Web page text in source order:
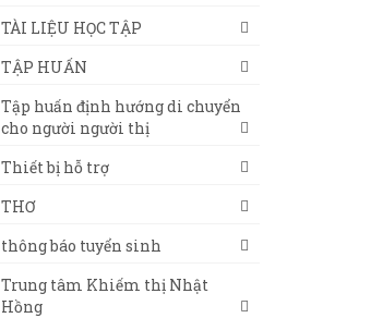
TÀI LIỆU HỌC TẬP
TẬP HUẤN
Tập huấn định hướng di chuyển
cho người người thị
Thiết bị hỗ trợ
THƠ
thông báo tuyển sinh
Trung tâm Khiếm thị Nhật
Hồng